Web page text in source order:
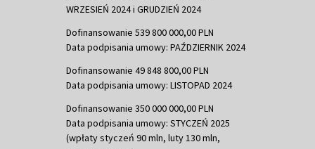
WRZESIEŃ 2024 i GRUDZIEŃ 2024
Dofinansowanie 539 800 000,00 PLN
Data podpisania umowy: PAŹDZIERNIK 2024
Dofinansowanie 49 848 800,00 PLN
Data podpisania umowy: LISTOPAD 2024
Dofinansowanie 350 000 000,00 PLN
Data podpisania umowy: STYCZEŃ 2025
(wpłaty styczeń 90 mln, luty 130 mln,